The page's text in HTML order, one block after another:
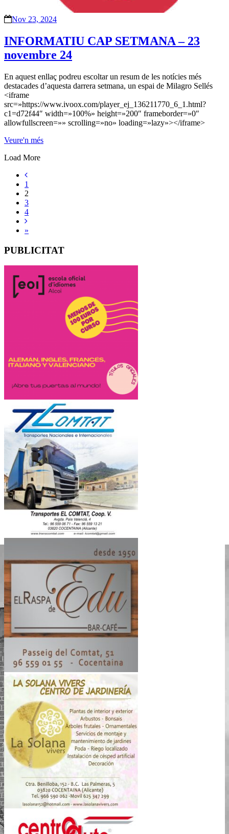
Nov 23, 2024
INFORMATIU CAP SETMANA – 23
novembre 24
En aquest enllaç podreu escoltar un resum de les notícies més
destacades d’aquesta darrera setmana, un espai de Milagro Sellés
<iframe
src=»https://www.ivoox.com/player_ej_136211770_6_1.html?
c1=d72f44″ width=»100%» height=»200″ frameborder=»0″
allowfullscreen=»» scrolling=»no» loading=»lazy»></iframe>
Veure'n més
Load More
1
2
3
4
»
PUBLICITAT